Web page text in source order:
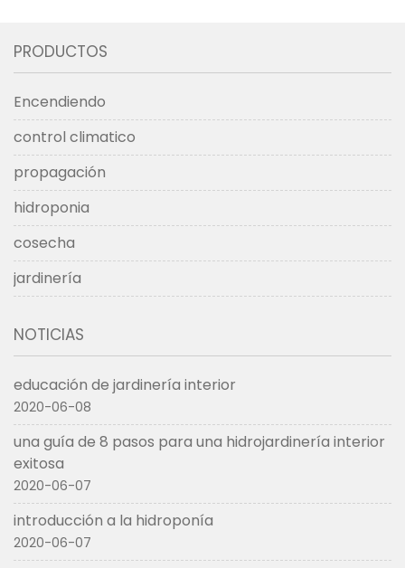
PRODUCTOS
Encendiendo
control climatico
propagación
hidroponia
cosecha
jardinería
NOTICIAS
educación de jardinería interior
2020-06-08
una guía de 8 pasos para una hidrojardinería interior
exitosa
2020-06-07
introducción a la hidroponía
2020-06-07